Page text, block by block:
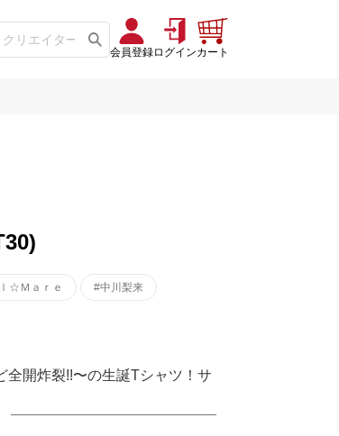
会員登録ログインカート
☆Ｍａｒｅ #中川梨来
全開炸裂!!〜の生誕Tシャツ！サ